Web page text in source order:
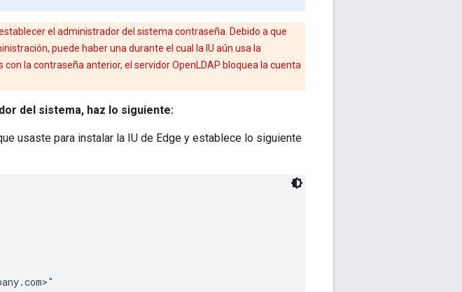
el administrador del sistema contraseña. Debido a que
puede haber una durante el cual la IU aún usa la
la contraseña anterior, el servidor OpenLDAP bloquea la cuenta
del sistema, haz lo siguiente:
usaste para instalar la IU de Edge y establece lo siguiente